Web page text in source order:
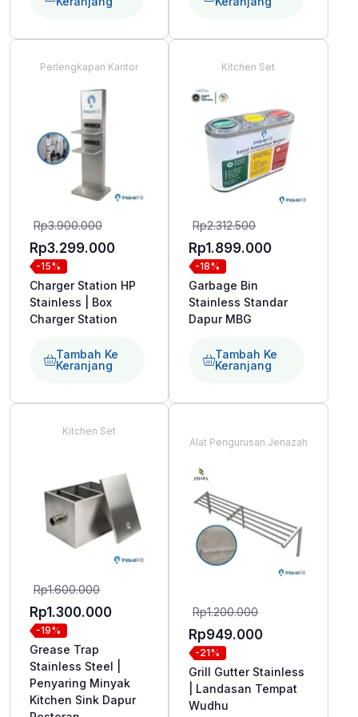
Perlengkapan Kantor
Rp3.900.000Harga
aslinya
Rp3.900.000.
Rp3.299.000Harga
ini
adalah:
-15%
Charger Station HP
Stainless | Box
Charger Station
Tambah Ke
Keranjang
Kitchen Set
Rp2.312.500Harga
aslinya
Rp2.312.500.
Rp1.899.000Harga
-18%
Garbage Bin
Stainless Standar
Dapur MBG
Tambah Ke
Keranjang
Kitchen Set
Rp1.600.000Harga
aslinya
Rp1.600.000.
Rp1.300.000Harga
ini
adalah:
Rp1.300.000.
-19%
Grease Trap
Stainless Steel |
Penyaring Minyak
Kitchen Sink Dapur
Alat Pengurusan Jenazah
Rp1.200.000Harga
aslinya
Rp1.200.000.
Rp949.000Harga
ini
-21%
Grill Gutter Stainless
| Landasan Tempat
Wudhu